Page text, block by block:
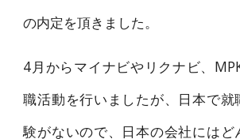
の内定を頂きました。
4月からマイナビやリクナビ、
職活動を行いましたが、日本で就
験がないので、日本の会社にはど